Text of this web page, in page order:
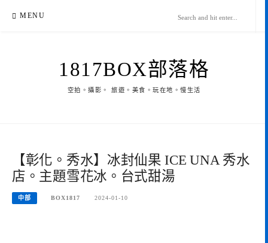
MENU
1817BOX部落格
空拍。攝影。 旅遊。美食。玩在地。慢生活
【彰化。秀水】冰封仙果 ICE UNA 秀水
店。主題雪花冰。台式甜湯
中部 BOX1817 2024-01-10